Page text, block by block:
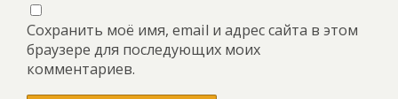
Сохранить моё имя, email и адрес сайта в этом
браузере для последующих моих
комментариев.